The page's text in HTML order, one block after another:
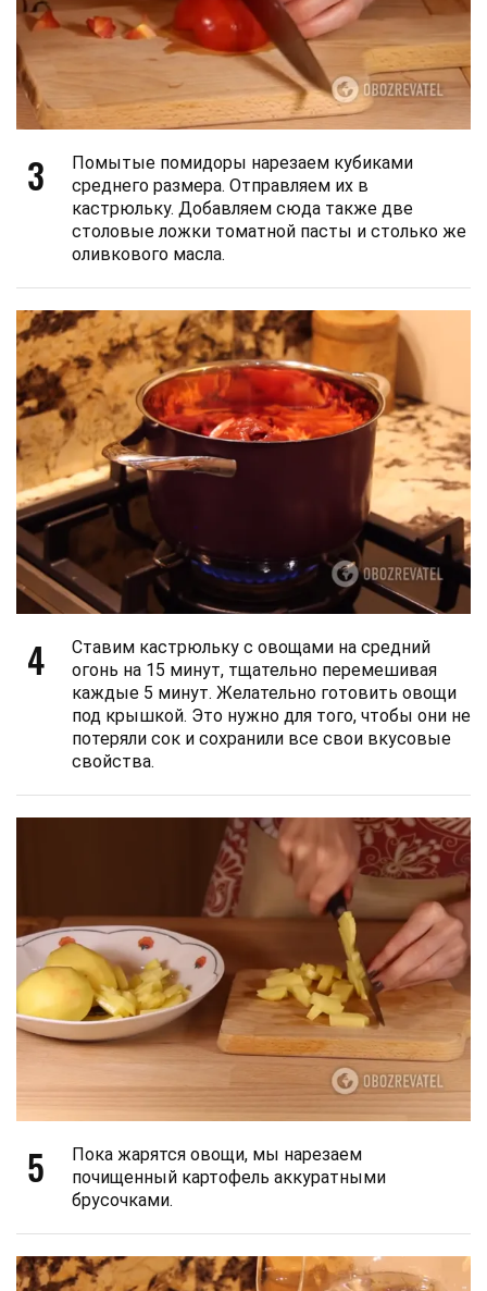
3
Помытые помидоры нарезаем кубиками
среднего размера. Отправляем их в
кастрюльку. Добавляем сюда также две
столовые ложки томатной пасты и столько же
оливкового масла.
4
Ставим кастрюльку с овощами на средний
огонь на 15 минут, тщательно перемешивая
каждые 5 минут. Желательно готовить овощи
под крышкой. Это нужно для того, чтобы они не
потеряли сок и сохранили все свои вкусовые
свойства.
5
Пока жарятся овощи, мы нарезаем
почищенный картофель аккуратными
брусочками.